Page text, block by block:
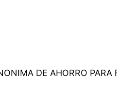
DE AHORRO